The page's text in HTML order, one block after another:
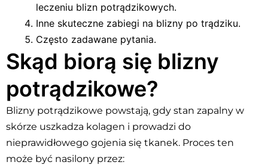
leczeniu blizn potrądzikowych.
Inne skuteczne zabiegi na blizny po trądziku.
Często zadawane pytania.
Skąd biorą się blizny
potrądzikowe?
Blizny potrądzikowe powstają, gdy stan zapalny w
skórze uszkadza kolagen i prowadzi do
nieprawidłowego gojenia się tkanek. Proces ten
może być nasilony przez: